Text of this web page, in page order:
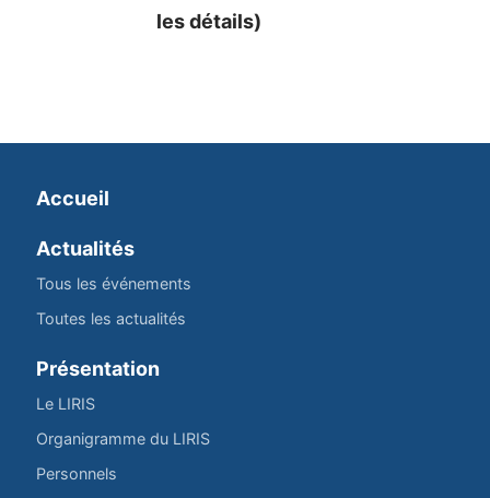
les détails)
Accueil
Actualités
Tous les événements
Toutes les actualités
Présentation
Le LIRIS
Organigramme du LIRIS
Personnels